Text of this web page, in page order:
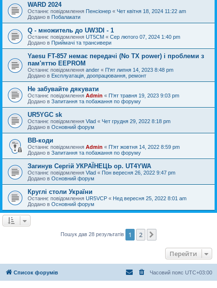
WARD 2024
Останнє повідомлення Пенсіонер « Чет квітня 18, 2024 11:22 am
Додано в Побалакати
Q - множитель до UW3DI - 1
Останнє повідомлення UT5CM « Сер лютого 07, 2024 1:40 pm
Додано в Приймачі та трансивери
Yaesu FT-857 немає передачі (No TX power) і проблеми з
пам'яттю EEPROM
Останнє повідомлення ander « П'ят липня 14, 2023 8:48 pm
Додано в Експлуатація, доопрацювання, ремонт
Не забувайте дякувати
Останнє повідомлення Admin « П'ят травня 19, 2023 9:03 pm
Додано в Запитання та побажання по форуму
UR5YGC sk
Останнє повідомлення Vlad « Чет грудня 29, 2022 8:18 pm
Додано в Основний форум
BB-коди
Останнє повідомлення Admin « П'ят жовтня 14, 2022 8:59 pm
Додано в Запитання та побажання по форуму
Загинув Сергій УКРАЇНЕЦЬ op. UT4YWA
Останнє повідомлення Vlad « Пон вересня 26, 2022 9:47 pm
Додано в Основний форум
Круглі столи України
Останнє повідомлення UR5VCP « Нед вересня 25, 2022 8:01 am
Додано в Основний форум
Пошук дав 28 результатів 1 2
Перейти
Список форумів Часовий пояс UTC+03:00